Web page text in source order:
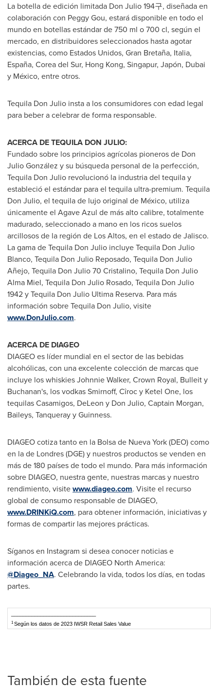
La botella de edición limitada Don Julio194구, diseñada en
colaboración con Peggy Gou, estará disponible en todo el
mundo en botellas estándar de 750 ml o 700 cl, según el
mercado, en distribuidores seleccionados hasta agotar
existencias, como Estados Unidos, Gran Bretaña, Italia,
España, Corea del Sur, Hong Kong, Singapur, Japón, Dubai
y México, entre otros.
Tequila Don Julio insta a los consumidores con edad legal
para beber a celebrar de forma responsable.
ACERCA DE TEQUILA DON JULIO:
Fundado sobre los principios agrícolas pioneros de Don
Julio González y su búsqueda personal de la perfección,
Tequila Don Julio revolucionó la industria del tequila y
estableció el estándar para el tequila ultra-premium. Tequila
Don Julio, el tequila de lujo original de México, utiliza
únicamente el Agave Azul de más alto calibre, totalmente
madurado, seleccionado a mano en los ricos suelos
arcillosos de la región de Los Altos, en el estado deJalisco.
La gama deTequila Don Julio incluyeTequila Don Julio
Blanco, Tequila Don Julio Reposado, Tequila Don Julio
Añejo, Tequila Don Julio70 Cristalino, Tequila Don Julio
Alma Miel, Tequila Don Julio Rosado, Tequila Don Julio
1942 y Tequila Don Julio Ultima Reserva. Para más
información sobreTequila Don Julio, visite
www.DonJulio.com.
ACERCA DE DIAGEO
DIAGEO es líder mundial en el sector de las bebidas
alcohólicas, con una excelente colección de marcas que
incluye los whiskiesJohnnie Walker, Crown Royal, Bulleit y
Buchanan's, los vodkas Smirnoff, Cîroc y Ketel One, los
tequilas Casamigos, DeLeon y Don Julio, Captain Morgan,
Baileys, Tanqueray y Guinness.
DIAGEO cotiza tanto en la Bolsa de Nueva York(DEO) como
en la de Londres (DGE) y nuestros productos se venden en
más de 180 países de todo el mundo. Para más información
sobre DIAGEO, nuestra gente, nuestras marcas y nuestro
rendimiento, visitewww.diageo.com. Visite el recurso
global de consumo responsable de DIAGEO,
www.DRINKiQ.com, para obtener información, iniciativas y
formas de compartir las mejores prácticas.
Síganos en Instagram si desea conocer noticias e
información acerca de DIAGEO North America:
@Diageo_NA. Celebrando la vida, todos los días, en todas
partes.
1 Según los datos de 2023 IWSR Retail Sales Value
También de esta fuente